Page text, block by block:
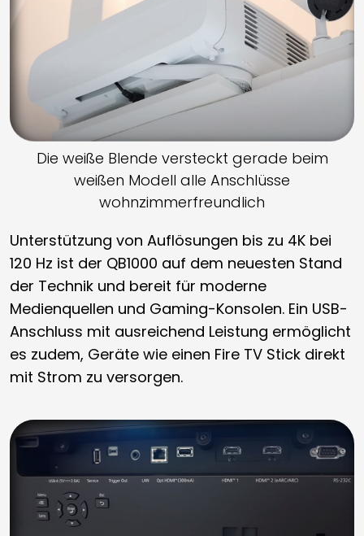
Die weiße Blende versteckt gerade beim
weißen Modell alle Anschlüsse
wohnzimmerfreundlich
Unterstützung von Auflösungen bis zu 4K bei
120 Hz ist der QB1000 auf dem neuesten Stand
der Technik und bereit für moderne
Medienquellen und Gaming-Konsolen. Ein USB-
Anschluss mit ausreichend Leistung ermöglicht
es zudem, Geräte wie einen Fire TV Stick direkt
mit Strom zu versorgen.